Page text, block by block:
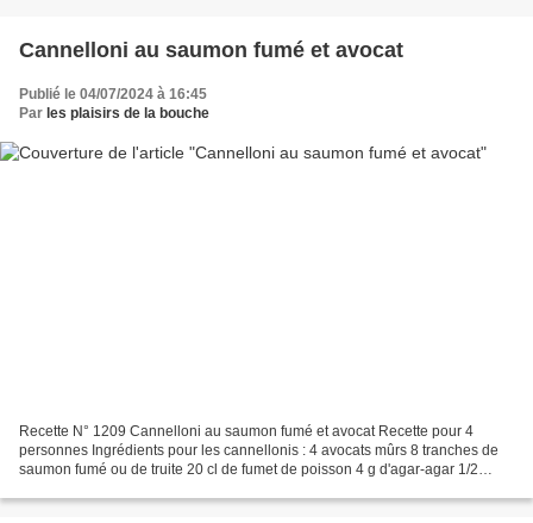
Cannelloni au saumon fumé et avocat
Publié le 04/07/2024 à 16:45
Par les plaisirs de la bouche
Recette N° 1209 Cannelloni au saumon fumé et avocat Recette pour 4
personnes Ingrédients pour les cannellonis : 4 avocats mûrs 8 tranches de
saumon fumé ou de truite 20 cl de fumet de poisson 4 g d'agar-agar 1/2